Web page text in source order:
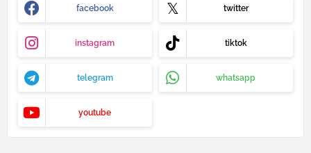
facebook twitter
instagram tiktok
telegram whatsapp
youtube